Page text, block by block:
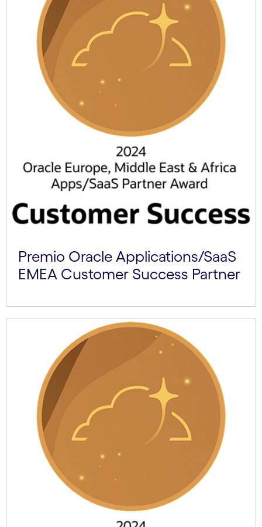
Premio Oracle Applications/SaaS
EMEA Customer Success Partner